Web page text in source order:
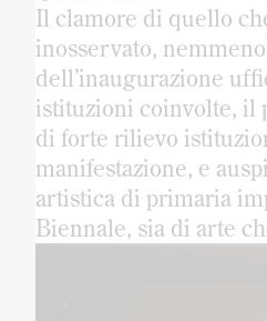
Il clamore di quello
inosservato,
dell’inaugurazione
istituzioni coinvolte, il
di forte rilievo
manifestazione, e
artistica di primaria
Biennale, sia di arte